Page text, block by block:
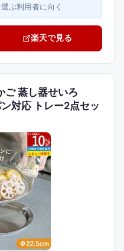
ぶ利用者に向く
楽天で見る
ご 蒸し器せいろ
対応 トレー2点セッ